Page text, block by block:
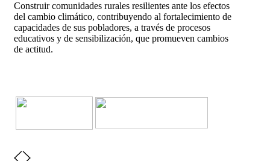
Construir comunidades rurales resilientes ante los efectos
del cambio climático, contribuyendo al fortalecimiento de
capacidades de sus pobladores, a través de procesos
educativos y de sensibilización, que promueven cambios
de actitud.